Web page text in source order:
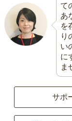
て
あ
を
り
い
に
ま
サポ